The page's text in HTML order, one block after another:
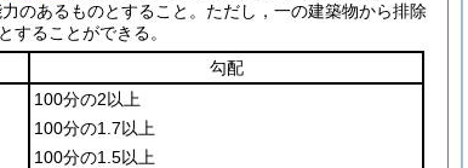
のあるものとすること。 ただし，一の建築物から排除
することができる。
勾配
100分の2以上
100分の1.7以上
100分の1.5以上